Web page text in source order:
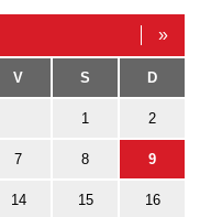
»
V S D
1 2
7 8 9
14 15 16